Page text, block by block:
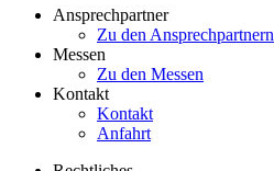
Ansprechpartner
Zu den Ansprechpartnern
Messen
Zu den Messen
Kontakt
Kontakt
Anfahrt